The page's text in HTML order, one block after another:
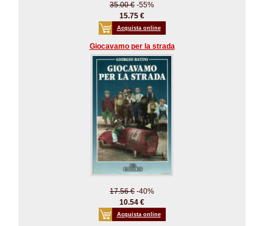
35.00 € -55%
15.75 €
Acquista online
Giocavamo per la strada
17.56 € -40%
10.54 €
Acquista online